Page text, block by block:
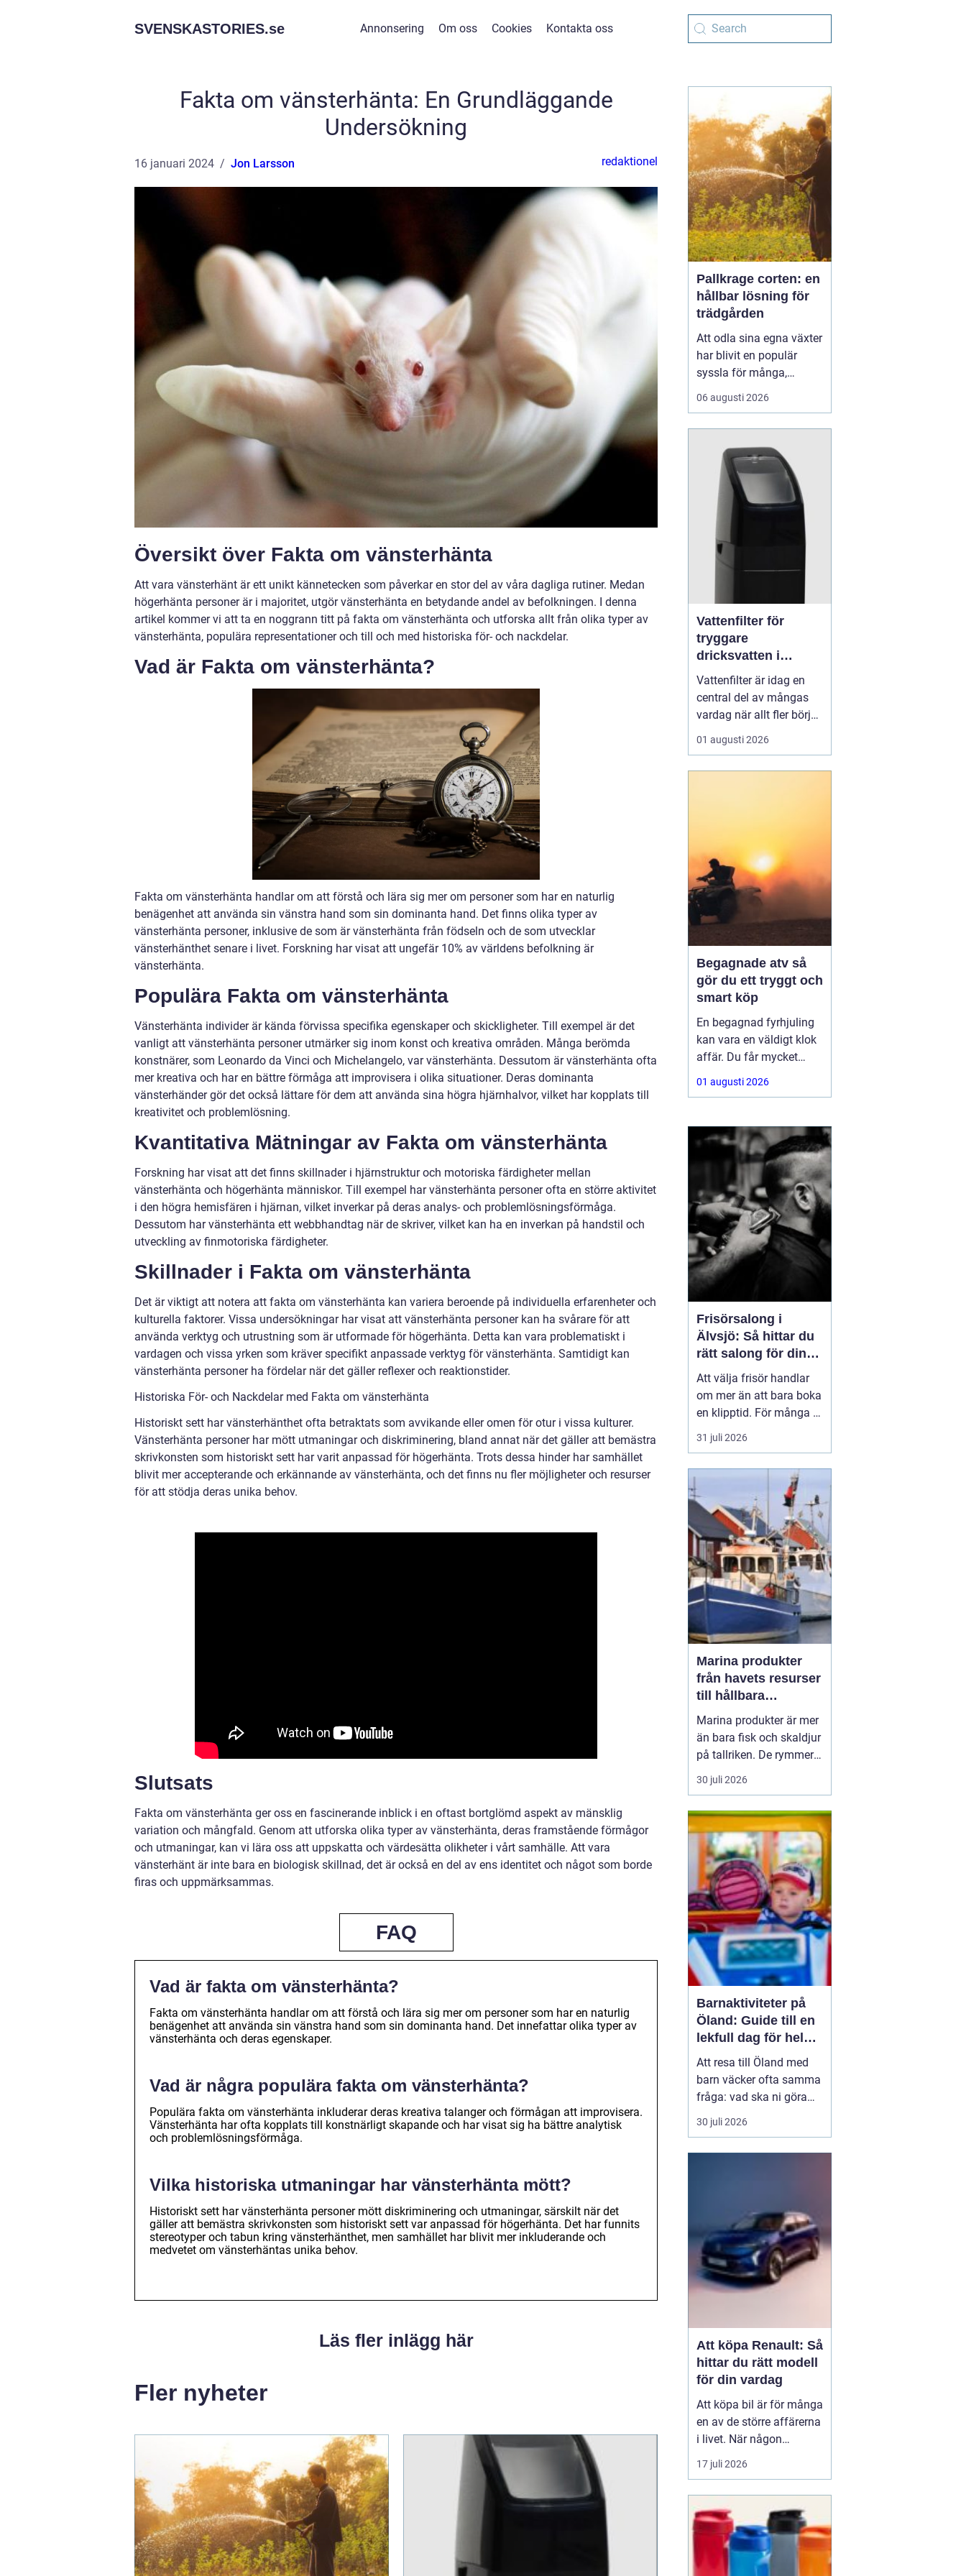
SVENSKASTORIES.se Annonsering Om oss Cookies Kontakta oss
Fakta om vänsterhänta: En Grundläggande
Undersökning
16 januari 2024 Jon Larsson redaktionel
Översikt över Fakta om vänsterhänta
Att vara vänsterhänt är ett unikt kännetecken som påverkar en stor del av våra dagliga rutiner. Medan
högerhänta personer är i majoritet, utgör vänsterhänta en betydande andel av befolkningen. I denna
artikel kommer vi att ta en noggrann titt på fakta om vänsterhänta och utforska allt från olika typer av
vänsterhänta, populära representationer och till och med historiska för- och nackdelar.
Vad är Fakta om vänsterhänta?
Fakta om vänsterhänta handlar om att förstå och lära sig mer om personer som har en naturlig
benägenhet att använda sin vänstra hand som sin dominanta hand. Det finns olika typer av
vänsterhänta personer, inklusive de som är vänsterhänta från födseln och de som utvecklar
vänsterhänthet senare i livet. Forskning har visat att ungefär 10% av världens befolkning är
vänsterhänta.
Populära Fakta om vänsterhänta
Vänsterhänta individer är kända förvissa specifika egenskaper och skickligheter. Till exempel är det
vanligt att vänsterhänta personer utmärker sig inom konst och kreativa områden. Många berömda
konstnärer, som Leonardo da Vinci och Michelangelo, var vänsterhänta. Dessutom är vänsterhänta ofta
mer kreativa och har en bättre förmåga att improvisera i olika situationer. Deras dominanta
vänsterhänder gör det också lättare för dem att använda sina högra hjärnhalvor, vilket har kopplats till
kreativitet och problemlösning.
Kvantitativa Mätningar av Fakta om vänsterhänta
Forskning har visat att det finns skillnader i hjärnstruktur och motoriska färdigheter mellan
vänsterhänta och högerhänta människor. Till exempel har vänsterhänta personer ofta en större aktivitet
i den högra hemisfären i hjärnan, vilket inverkar på deras analys- och problemlösningsförmåga.
Dessutom har vänsterhänta ett webbhandtag när de skriver, vilket kan ha en inverkan på handstil och
utveckling av finmotoriska färdigheter.
Skillnader i Fakta om vänsterhänta
Det är viktigt att notera att fakta om vänsterhänta kan variera beroende på individuella erfarenheter och
kulturella faktorer. Vissa undersökningar har visat att vänsterhänta personer kan ha svårare för att
använda verktyg och utrustning som är utformade för högerhänta. Detta kan vara problematiskt i
vardagen och vissa yrken som kräver specifikt anpassade verktyg för vänsterhänta. Samtidigt kan
vänsterhänta personer ha fördelar när det gäller reflexer och reaktionstider.
Historiska För- och Nackdelar med Fakta om vänsterhänta
Historiskt sett har vänsterhänthet ofta betraktats som avvikande eller omen för otur i vissa kulturer.
Vänsterhänta personer har mött utmaningar och diskriminering, bland annat när det gäller att bemästra
skrivkonsten som historiskt sett har varit anpassad för högerhänta. Trots dessa hinder har samhället
blivit mer accepterande och erkännande av vänsterhänta, och det finns nu fler möjligheter och resurser
för att stödja deras unika behov.
Slutsats
Fakta om vänsterhänta ger oss en fascinerande inblick i en oftast bortglömd aspekt av mänsklig
variation och mångfald. Genom att utforska olika typer av vänsterhänta, deras framstående förmågor
och utmaningar, kan vi lära oss att uppskatta och värdesätta olikheter i vårt samhälle. Att vara
vänsterhänt är inte bara en biologisk skillnad, det är också en del av ens identitet och något som borde
firas och uppmärksammas.
FAQ
Vad är fakta om vänsterhänta?
Fakta om vänsterhänta handlar om att förstå och lära sig mer om personer som har en naturlig
benägenhet att använda sin vänstra hand som sin dominanta hand. Det innefattar olika typer av
vänsterhänta och deras egenskaper.
Vad är några populära fakta om vänsterhänta?
Populära fakta om vänsterhänta inkluderar deras kreativa talanger och förmågan att improvisera.
Vänsterhänta har ofta kopplats till konstnärligt skapande och har visat sig ha bättre analytisk
och problemlösningsförmåga.
Vilka historiska utmaningar har vänsterhänta mött?
Historiskt sett har vänsterhänta personer mött diskriminering och utmaningar, särskilt när det
gäller att bemästra skrivkonsten som historiskt sett var anpassad för högerhänta. Det har funnits
stereotyper och tabun kring vänsterhänthet, men samhället har blivit mer inkluderande och
medvetet om vänsterhäntas unika behov.
Läs fler inlägg här
Fler nyheter
Pallkrage corten: en
hållbar lösning för
trädgården
Att odla sina egna växter
har blivit en populär
syssla för många,
oavsett om det handlar
om att ha en prunkande
balkongträdgård i stan.
En av de mest effektiva
och este...
06 augusti 2026
Vattenfilter för
tryggare
dricksvatten i
vardagen
Vattenfilter är idag en
central del av mångas
vardag när allt fler börjar
fundera på kvaliteten på
vattnet som kommer ur
hårt vat...
01 augusti 2026
Begagnade atv så
gör du ett tryggt och
smart köp
En begagnad fyrhjuling
kan vara en väldigt klok
affär. Du får mycket
funktion för pengarna
och slipper den största
ofta kommer direkt när
en maskin är ny.
Samtidigt kräver ett
andrahandsköp mer
eftertanke. Den som vill
köpa
01 augusti 2026
Frisörsalong i
Älvsjö: Så hittar du
rätt salong för din
stil och vardag
Att välja frisör handlar
om mer än att bara boka
en klipptid. För många är
frisörbesöket en paus i
vardagen, en chans att
känna sig mer som sig
själv. I Älvsjö fi...
31 juli 2026
Marina produkter
från havets resurser
till hållbara
upplevelser
Marina produkter är mer
än bara fisk och skaldjur
på tallriken. De rymmer
allt från mat och hälsa
till friluftsliv, kultur och
områden spelar havet en
central roll för både
ekonomi och livskvalitet.
När fler söker sig mot
nat...
30 juli 2026
Barnaktiviteter på
Öland: Guide till en
lekfull dag för hela
familjen
Att resa till Öland med
barn väcker ofta samma
fråga: vad ska ni göra
för att alla ska trivas,
oavsett ålder och
30 juli 2026
Att köpa Renault: Så
hittar du rätt modell
för din vardag
Att köpa bil är för många
en av de större affärerna
i livet. När någon
funderar på att köpa
Renault Skåne
17 juli 2026